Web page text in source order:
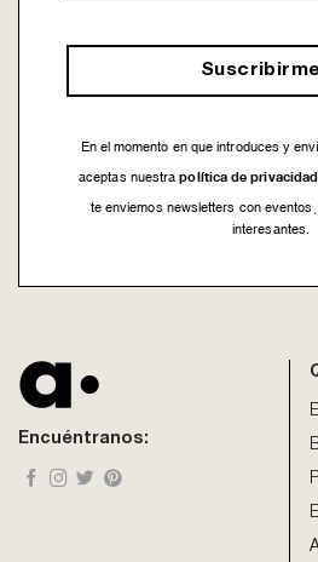
Suscribirme
En el momento en que introduces y
aceptas nuestra política de
te enviemos newsletters con
interesantes.
left
Encuéntranos: